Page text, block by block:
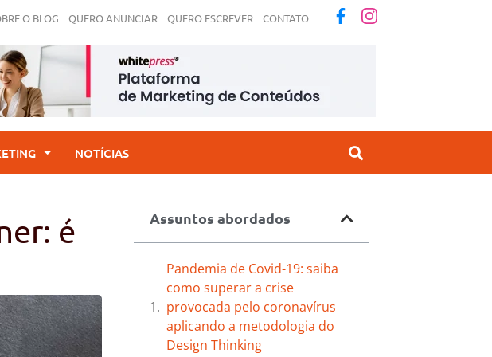
O BLOG QUERO ANUNCIAR QUERO ESCREVER CONTATO
NOTÍCIAS
é
Assuntos abordados
Pandemia de Covid-19: saiba
como superar a crise
provocada pelo coronavírus
aplicando a metodologia do
Design Thinking